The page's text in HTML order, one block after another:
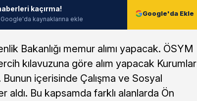
kaçırma!
kaynaklarına ekle
Google'da Ekle
Bakanlığı memur alımı yapacak. ÖSYM
kılavuzuna göre alım yapacak Kurumlar
içerisinde Çalışma ve Sosyal
aldı. Bu kapsamda farklı alanlarda Ön